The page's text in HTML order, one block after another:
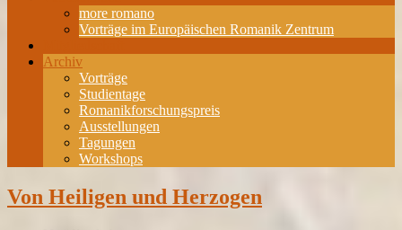
more romano
Vorträge im Europäischen Romanik Zentrum
Archiv
Vorträge
Studientage
Romanikforschungspreis
Ausstellungen
Tagungen
Workshops
Von Heiligen und Herzogen